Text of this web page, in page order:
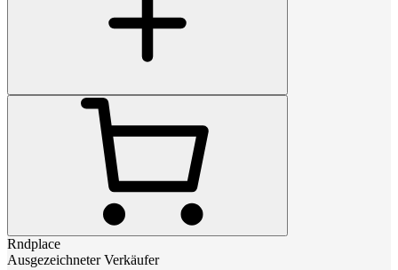
Rndplace
Ausgezeichneter Verkäufer